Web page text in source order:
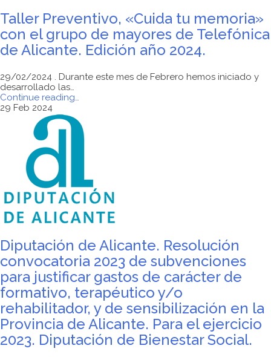
y
Radio
AFA
Alicante»
Primera
2024"
Taller Preventivo, «Cuida tu memoria»
con el grupo de mayores de Telefónica
de Alicante. Edición año 2024.
29/02/2024 . Durante este mes de Febrero hemos iniciado y
desarrollado las…
Continue reading
«Cuida
tu
memoria»
de
mayores
de
Telefónica
de
Edición
año
2024."
…
29 Feb 2024
Diputación de Alicante. Resolución
convocatoria 2023 de subvenciones
para justificar gastos de carácter de
formativo, terapéutico y/o
rehabilitador, y de sensibilización en la
Provincia de Alicante. Para el ejercicio
2023. Diputación de Bienestar Social.